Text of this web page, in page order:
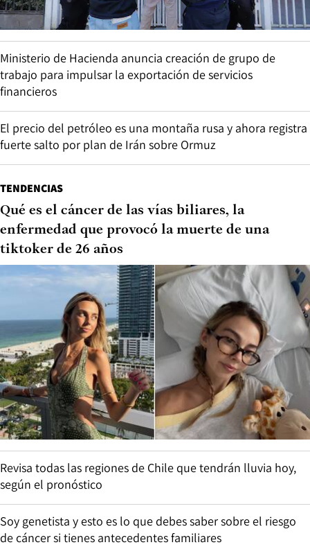
Ministerio de Hacienda anuncia creación de grupo de
trabajo para impulsar la exportación de servicios
financieros
El precio del petróleo es una montaña rusa y ahora registra
fuerte salto por plan de Irán sobre Ormuz
TENDENCIAS
Qué es el cáncer de las vías biliares, la
enfermedad que provocó la muerte de una
tiktoker de 26 años
Revisa todas las regiones de Chile que tendrán lluvia hoy,
según el pronóstico
Soy genetista y esto es lo que debes saber sobre el riesgo
de cáncer si tienes antecedentes familiares